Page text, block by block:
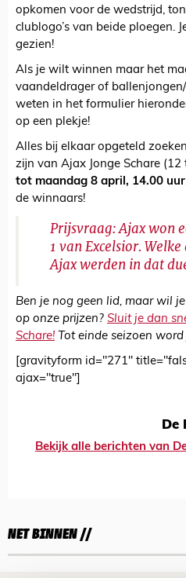
opkomen voor de wedstrijd,
clublogo’s van beide ploegen.
gezien!
Als je wilt winnen maar het
vaandeldrager of
weten in het formulier
op een plekje!
Alles bij elkaar opgeteld
zijn van Ajax Jonge Schare (12
tot maandag 8 april, 14.00 uur
de winnaars!
Prijsvraag: Ajax won
1 van Excelsior.
Ajax werden in dat
Ben je nog geen lid, maar wil
op onze prijzen? Sluit je dan
Schare! Tot einde seizoen
[gravityform id="271"
ajax="true"]
De
Bekijk alle berichten van
NET BINNEN //